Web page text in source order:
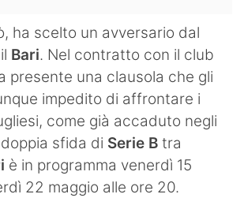
ha scelto un avversario dal
Bari. Nel contratto con il club
presente una clausola che gli
impedito di affrontare i
come già accaduto negli
sfida di Serie B tra
è in programma venerdì 15
22 maggio alle ore 20.